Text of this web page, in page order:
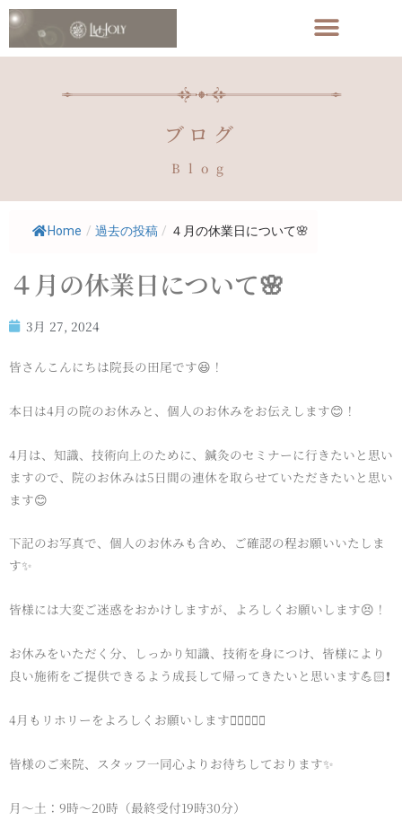
ブログ
Blog
Home / 過去の投稿 / ４月の休業日について🌸
４月の休業日について🌸
3月 27, 2024
皆さんこんにちは院長の田尾です😆！
本日は4月の院のお休みと、個人のお休みをお伝えします😊！
4月は、知識、技術向上のために、鍼灸のセミナーに行きたいと思い
ますので、院のお休みは5日間の連休を取らせていただきたいと思い
ます😊
下記のお写真で、個人のお休みも含め、ご確認の程お願いいたしま
す✨
皆様には大変ご迷惑をおかけしますが、よろしくお願いします😣！
お休みをいただく分、しっかり知識、技術を身につけ、皆様により
良い施術をご提供できるよう成長して帰ってきたいと思います💪🏻❗️
4月もリホリーをよろしくお願いします🙇🏻‍♂️🙇‍♀️
皆様のご来院、スタッフ一同心よりお待ちしております✨
月～土：9時～20時（最終受付19時30分）